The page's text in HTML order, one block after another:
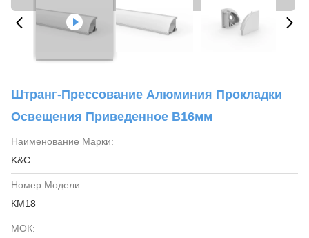
Штранг-Прессование Алюминия Прокладки
Освещения Приведенное В16мм
Наименование Марки:
K&C
Номер Модели:
КМ18
МОК: